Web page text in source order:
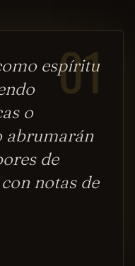
01
espíritu
o
abrumarán
de
notas de